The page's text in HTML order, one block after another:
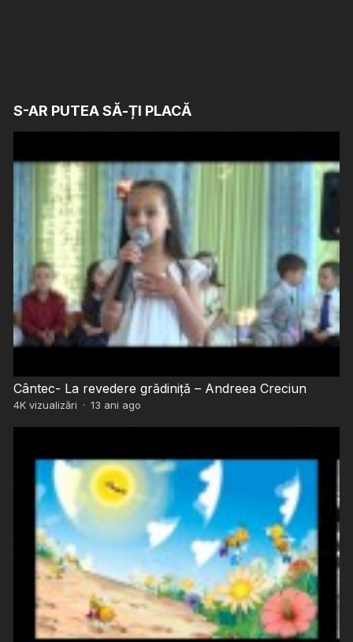
S-AR PUTEA SĂ-ȚI PLACĂ
Cântec- La revedere grădiniță – Andreea Creciun
4Kvizualizări · 13 ani ago